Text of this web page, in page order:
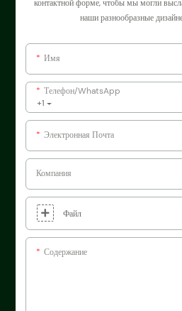
контактной форме, чтобы мы могли
наши разнообразные
Имя
+1
Телефон/WhatsApp
Электронная Почта
Компания
Файл
Содержание